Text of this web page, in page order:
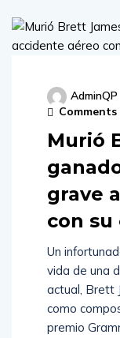
AdminQP
Comments
Murió
grave
con su
Un
vida de una
actual, Brett
como
premio